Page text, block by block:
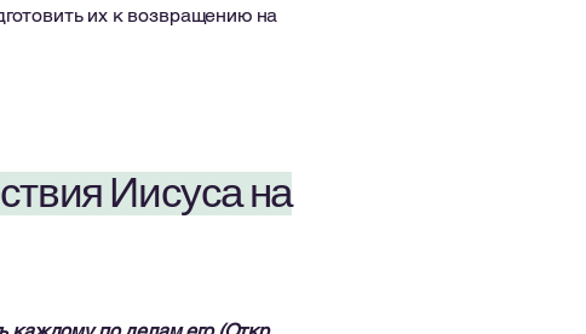
их к возвращению на
Иисуса на